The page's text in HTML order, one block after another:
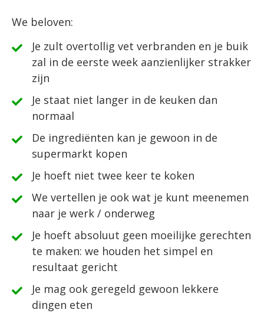
We beloven:
Je zult overtollig vet verbranden en je buik
zal in de eerste week aanzienlijker strakker
zijn
​Je staat niet langer in de keuken dan
normaal
​De ingrediënten kan je gewoon in de
supermarkt kopen
​Je hoeft niet twee keer te koken
​We vertellen je ook wat je kunt meenemen
naar je werk / onderweg
​Je hoeft absoluut geen moeilijke gerechten
te maken: we houden het simpel en
resultaat gericht
​Je mag ook geregeld gewoon lekkere
dingen eten